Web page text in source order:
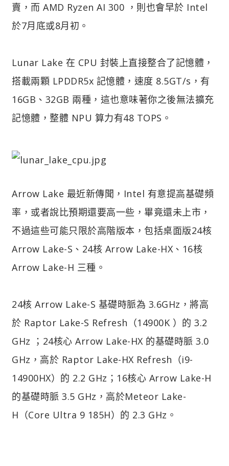
賣，而 AMD Ryzen AI 300 ，則也會早於 Intel
於7月底或8月初。
Lunar Lake 在 CPU 封裝上直接整合了記憶體，
搭載兩顆 LPDDR5x 記憶體，速度 8.5GT/s，有
16GB、32GB 兩種，這也意味著你之後無法擴充
記憶體，整體 NPU 算力有48 TOPS。
Arrow Lake 最近新傳聞，Intel 有意提高基礎頻
率，或者說比預期還要高一些，畢竟還未上市，
不過這些可能只限於高階版本，包括桌面版24核
Arrow Lake-S、24核 Arrow Lake-HX、16核
Arrow Lake-H 三種。
24核 Arrow Lake-S 基礎時脈為 3.6GHz，將高
於 Raptor Lake-S Refresh（14900K ）的 3.2
GHz ；24核心 Arrow Lake-HX 的基礎時脈 3.0
GHz，高於 Raptor Lake-HX Refresh（i9-
14900HX）的 2.2 GHz；16核心 Arrow Lake-H
的基礎時脈 3.5 GHz，高於Meteor Lake-
H（Core Ultra 9 185H）的 2.3 GHz。